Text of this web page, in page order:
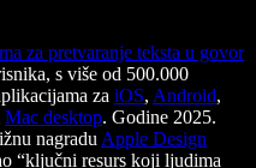
za pretvaranje teksta u govor
s više od 500.000
za iOS, Android,
Mac desktop. Godine 2025.
nagradu Apple Design
“ključni resurs koji ljudima